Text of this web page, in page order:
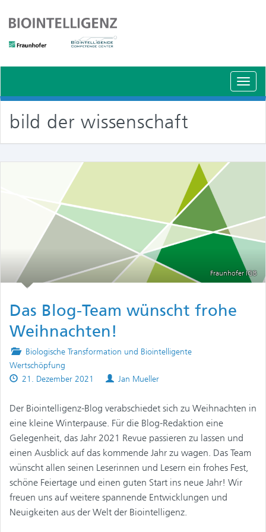
bild der wissenschaft
Fraunhofer IGB
Das Blog-Team wünscht frohe
Weihnachten!
Posted
in
Biologische Transformation und Biointelligente
Wertschöpfung
Published
21. Dezember 2021 Authors
Jan Mueller
Der Biointelligenz-Blog verabschiedet sich zu Weihnachten in
eine kleine Winterpause. Für die Blog-Redaktion eine
Gelegenheit, das Jahr 2021 Revue passieren zu lassen und
einen Ausblick auf das kommende Jahr zu wagen. Das Team
wünscht allen seinen Leserinnen und Lesern ein frohes Fest,
schöne Feiertage und einen guten Start ins neue Jahr! Wir
freuen uns auf weitere spannende Entwicklungen und
Neuigkeiten aus der Welt der Biointelligenz.